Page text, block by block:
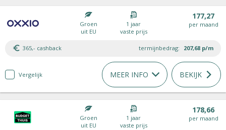
Groen
uit EU
1 jaar
vaste prijs
177,27
per maand
365,- cashback termijnbedrag: 207,68 p/m
Vergelijk MEER INFO BEKIJK
Groen
uit EU
1 jaar
vaste prijs
178,66
per maand